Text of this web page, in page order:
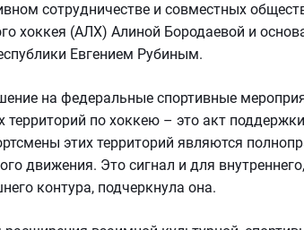
сотрудничестве и совместных
хоккея (АЛХ) Алиной Бородаевой и
Евгением Рубиным.
на федеральные спортивные
по хоккею – это акт
этих территорий являются
движения. Это сигнал и для
контура, подчеркнула она.